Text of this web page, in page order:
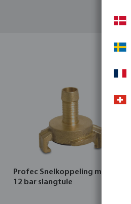
Profec Snelkoppeling messing
12 bar slangtule